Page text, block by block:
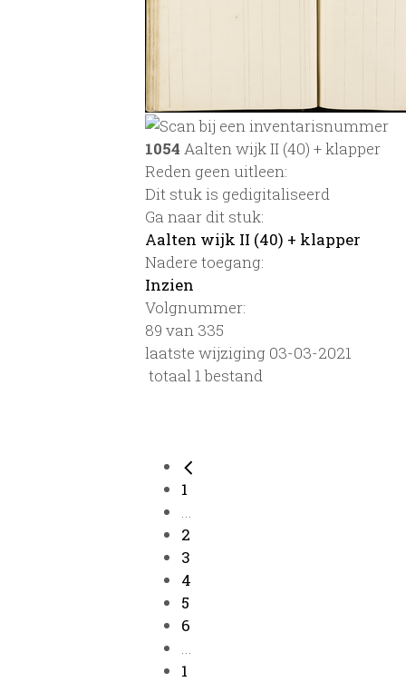
1054 Aalten wijk II (40) + klapper
Reden geen uitleen:
Dit stuk is gedigitaliseerd
Ga naar dit stuk:
Aalten wijk II (40) + klapper
Nadere toegang:
Inzien
Volgnummer:
89 van 335
laatste wijziging 03-03-2021
totaal 1 bestand
1
...
2
3
4
5
6
...
1